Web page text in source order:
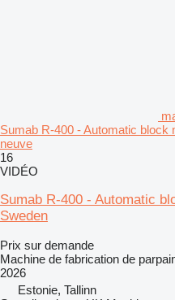
Sumab R-400 - Automatic
neuve
16
VIDÉO
Sumab R-400 - Automatic
Sweden
Prix sur demande
Machine de fabrication de
2026
Estonie, Tallinn